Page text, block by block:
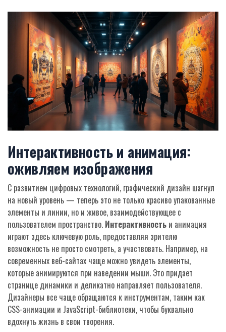
Интерактивность и анимация:
оживляем изображения
С развитием цифровых технологий, графический дизайн шагнул
на новый уровень — теперь это не только красиво упакованные
элементы и линии, но и живое, взаимодействующее с
пользователем пространство. Интерактивность и анимация
играют здесь ключевую роль, предоставляя зрителю
возможность не просто смотреть, а участвовать. Например, на
современных веб-сайтах чаще можно увидеть элементы,
которые анимируются при наведении мыши. Это придает
странице динамики и деликатно направляет пользователя.
Дизайнеры все чаще обращаются к инструментам, таким как
CSS-анимации и JavaScript-библиотеки, чтобы буквально
вдохнуть жизнь в свои творения.